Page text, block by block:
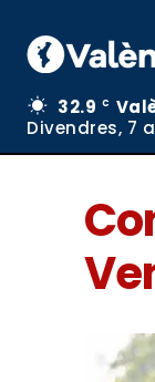
32.9 C
Divendres, 7